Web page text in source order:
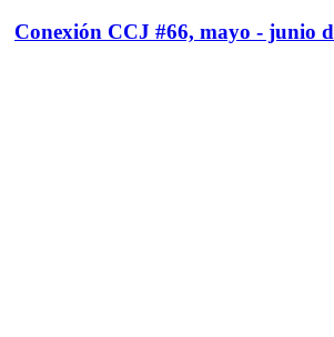
Conexión CCJ #66, mayo - junio